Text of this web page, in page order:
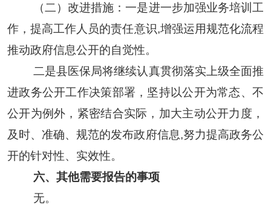
（二）改进措施：一是进一步加强业务培训工
作，提高工作人员的责任意识,增强运用规范化流程
推动政府信息公开的自觉性。
二是县医保局将继续认真贯彻落实上级全面推
进政务公开工作决策部署，坚持以公开为常态、不
公开为例外，紧密结合实际，加大主动公开力度，
及时、准确、规范的发布政府信息,努力提高政务公
开的针对性、实效性。
六、其他需要报告的事项
无。